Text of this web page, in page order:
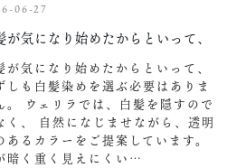
06-27
が気になり始めたからといって、
が気になり始めたからといって、
しも白髪染めを選ぶ必要はありま
。 ウェリラでは、白髪を隠すので
く、 自然になじませながら、透明
あるカラーをご提案しています。
暗く重く見えにくい…